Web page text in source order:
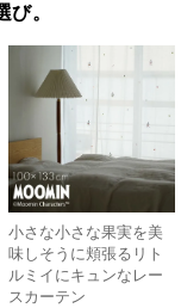
。
小さな小さな果実を美
味しそうに頬張るリト
ルミイにキュンなレー
スカーテン